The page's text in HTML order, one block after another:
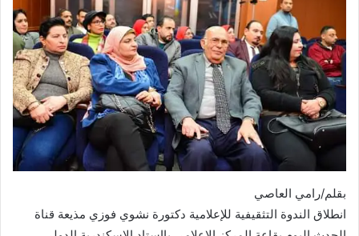
بقلم/رامي العاصي
انطلاق الندوة التثقيفية للإعلامية دكتورة نشوي فوزي مذيعة قناة